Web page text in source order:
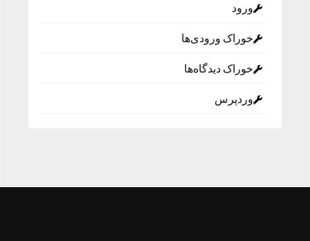
ورود
خوراک ورودی‌ها
خوراک دیدگاه‌ها
وردپرس